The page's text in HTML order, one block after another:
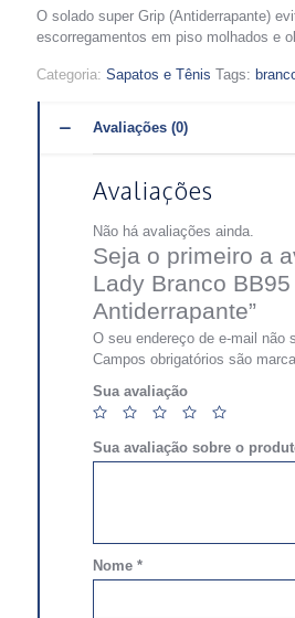
O solado super Grip (Antiderrapante)
escorregamentos em piso molhados e
Categoria: Sapatos e Tênis Tags:
Avaliações (0)
Avaliações
Não há avaliações ainda.
Seja o primeiro a
Lady Branco
Antiderrapante”
O seu endereço de e-mail não
Campos obrigatórios são
Sua avaliação
Sua avaliação sobre o
Nome *